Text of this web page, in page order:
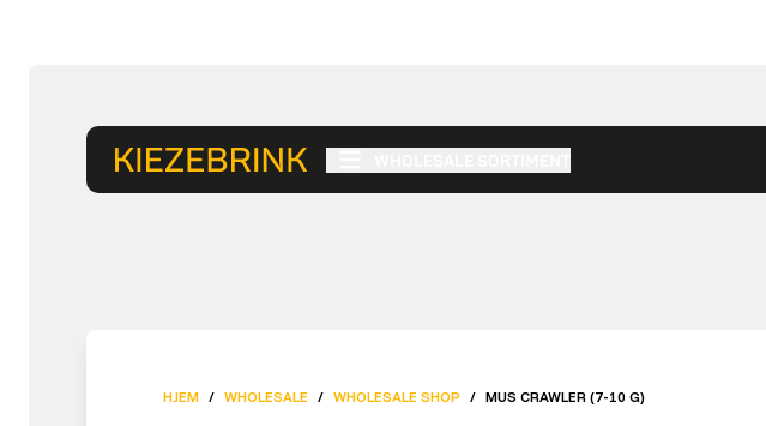
HJEM / WHOLESALE / WHOLESALE SHOP / MUS CRAWLER (7-10 G)